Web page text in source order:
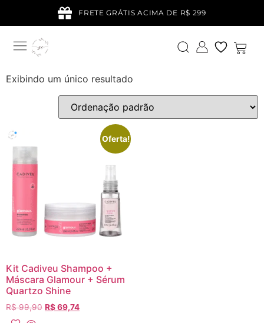
FRETE GRÁTIS ACIMA DE R$ 299
Exibindo um único resultado
Oferta!
Kit Cadiveu Shampoo +
Máscara Glamour + Sérum
Quartzo Shine
R$99,90 R$69,74